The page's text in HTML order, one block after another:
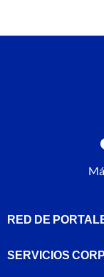
RED DE
SERVICIOS